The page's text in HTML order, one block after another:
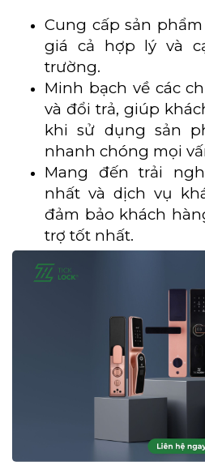
Cung cấp sản
giá cả hợp lý và
trường.
Minh bạch về các
và đổi trả, giúp
khi sử dụng sản
nhanh chóng mọi
Mang đến trải
nhất và dịch vụ
đảm bảo khách
trợ tốt nhất.